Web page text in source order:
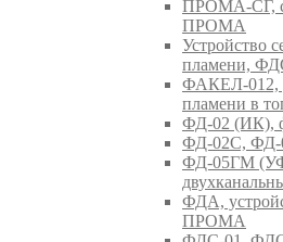
ПРОМА-СГ,
ПРОМА
Устройство
пламени,
ФАКЕЛ-012,
пламени в
ФД-02 (ИК),
ФД-02С, ФД-
ФД-05ГМ
ФДА,
ПРОМА